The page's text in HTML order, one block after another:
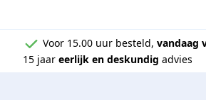
Voor 15.00 uur besteld, vandaag
15 jaar eerlijk en deskundig advies